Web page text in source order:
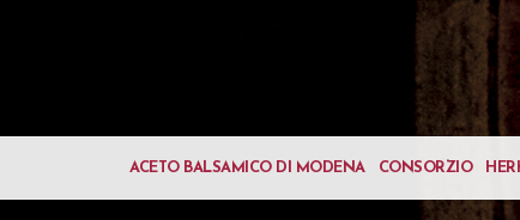
ACETO BALSAMICO DI MODENA CONSORZIO